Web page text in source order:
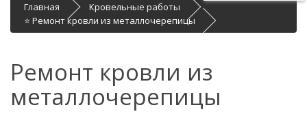
Главная
Кровельные работы
⭐ Ремонт кровли из металлочерепицы
Ремонт кровли из
металлочерепицы